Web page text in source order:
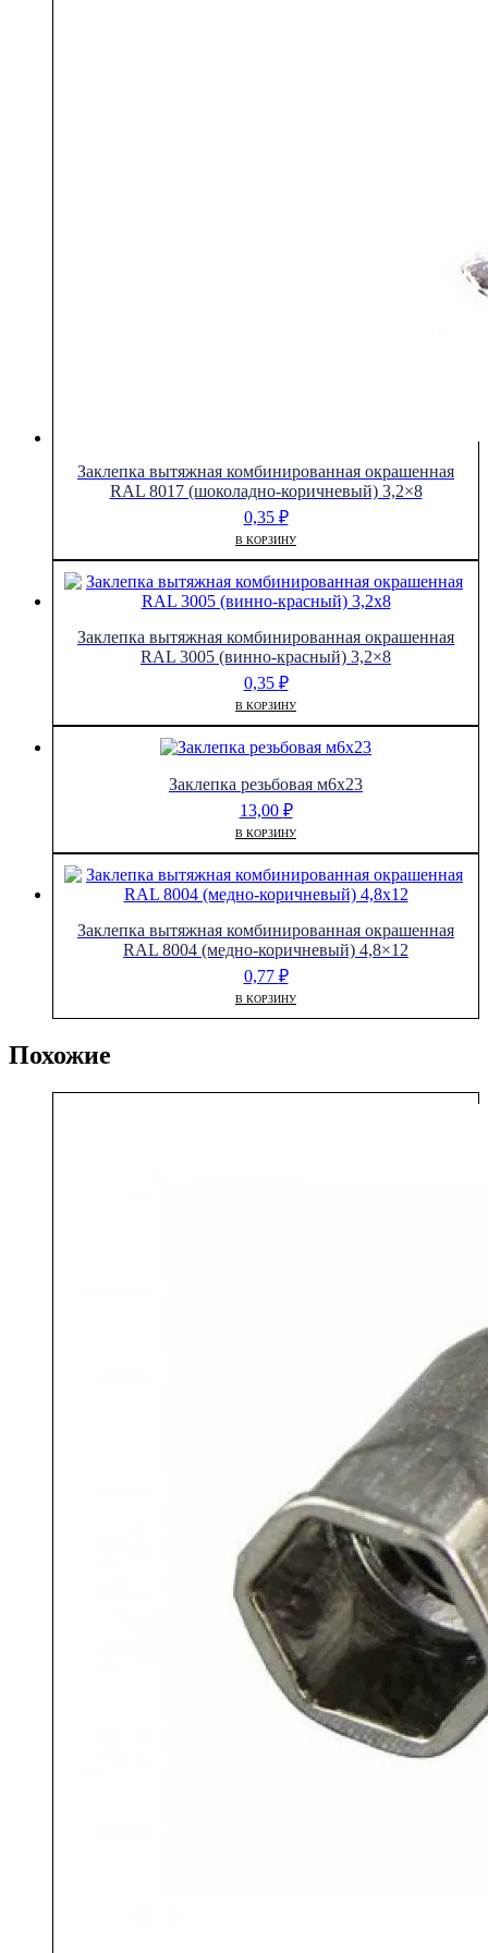
Заклепка вытяжная комбинированная окрашенная
RAL 8017 (шоколадно-коричневый) 3,2×8
0,35 ₽
В КОРЗИНУ
Заклепка вытяжная комбинированная окрашенная
RAL 3005 (винно-красный) 3,2×8
0,35 ₽
В КОРЗИНУ
Заклепка резьбовая м6х23
13,00 ₽
В КОРЗИНУ
Заклепка вытяжная комбинированная окрашенная
RAL 8004 (медно-коричневый) 4,8×12
0,77 ₽
В КОРЗИНУ
Похожие